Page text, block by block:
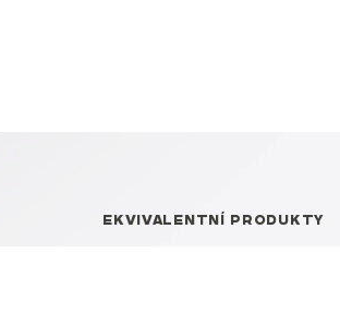
EKVIVALENTNÍ PRODUKTY